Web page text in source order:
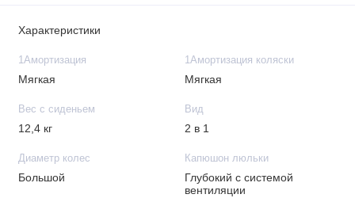
Характеристики
1Амортизация
Мягкая
1Амортизация коляски
Мягкая
Вес с сиденьем
12,4 кг
Вид
2 в 1
Диаметр колес
Большой
Капюшон люльки
Глубокий с системой
вентиляции